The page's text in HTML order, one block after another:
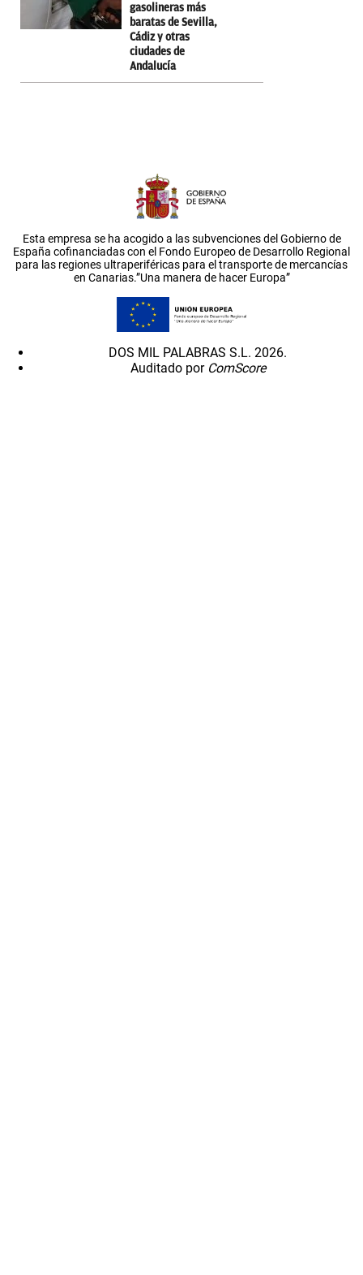
gasolineras más
baratas de Sevilla,
Cádiz y otras
ciudades de
Andalucía
Esta empresa se ha acogido a las subvenciones del Gobierno de
España cofinanciadas con el Fondo Europeo de Desarrollo Regional
para las regiones ultraperiféricas para el transporte de mercancías
en Canarias.”Una manera de hacer Europa”
DOS MIL PALABRAS S.L. 2026.
Auditado por ComScore